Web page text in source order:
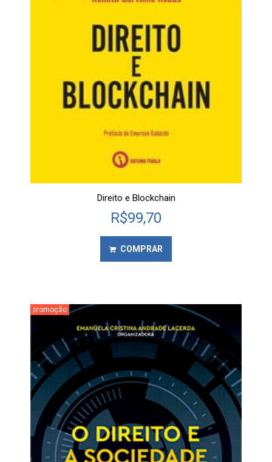
Direito e Blockchain
R$99,70
COMPRAR
promoção